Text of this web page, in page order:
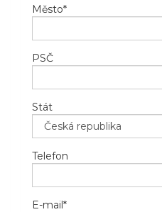
Město*
PSČ
Stát
Telefon
E-mail*